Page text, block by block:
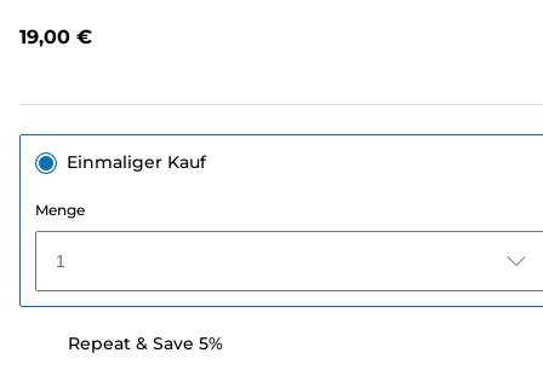
19,00 €
Einmaliger Kauf
Menge
1
Repeat & Save 5%